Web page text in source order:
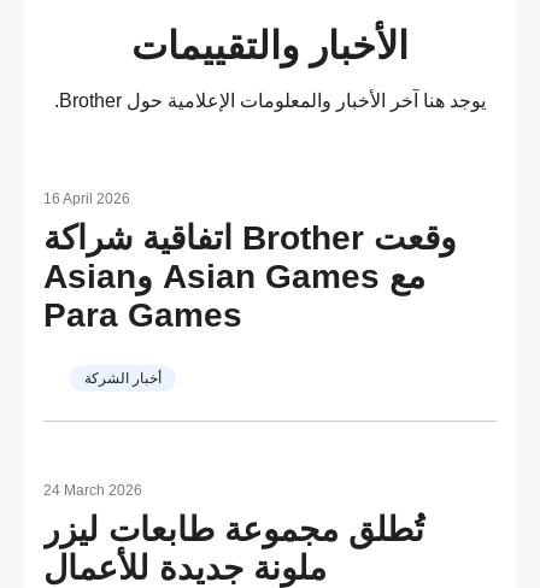
الأخبار والتقييمات
يوجد هنا آخر الأخبار والمعلومات الإعلامية حول Brother.
16 April 2026
وقعت Brother اتفاقية شراكة
مع Asian Games وAsian
Para Games
أخبار الشركة
24 March 2026
تُطلق مجموعة طابعات ليزر
ملونة جديدة للأعمال